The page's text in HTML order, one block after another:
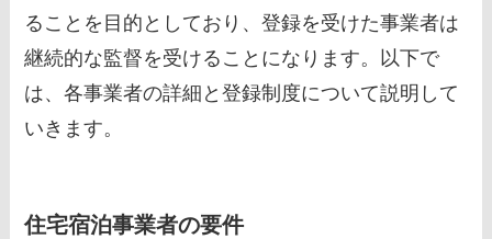
ることを目的としており、登録を受けた事業者は
継続的な監督を受けることになります。以下で
は、各事業者の詳細と登録制度について説明して
いきます。
住宅宿泊事業者の要件